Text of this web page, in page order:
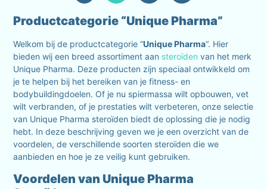
Productcategorie “Unique Pharma”
Welkom bij de productcategorie “Unique Pharma“. Hier
bieden wij een breed assortiment aan steroïden van het merk
Unique Pharma. Deze producten zijn speciaal ontwikkeld om
je te helpen bij het bereiken van je fitness- en
bodybuildingdoelen. Of je nu spiermassa wilt opbouwen, vet
wilt verbranden, of je prestaties wilt verbeteren, onze selectie
van Unique Pharma steroïden biedt de oplossing die je nodig
hebt. In deze beschrijving geven we je een overzicht van de
voordelen, de verschillende soorten steroïden die we
aanbieden en hoe je ze veilig kunt gebruiken.
Voordelen van Unique Pharma